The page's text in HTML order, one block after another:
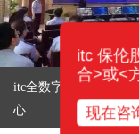
itc全数字会议系统广元
心
itc 保伦
合>或<
现在咨